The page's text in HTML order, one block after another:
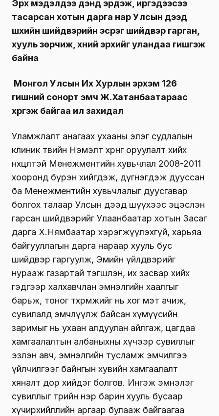
Эрх мэдэлдээ дэндүү эрдэж, иргэдээсээ
тасарсан хотын дарга нар Улсын дээд
шүүхийн шийдвэрийн эсрэг шийдвэр гарган,
хууль зөрчиж, хүний эрхийг уландаа гишгэж
байна
Монгол Улсын Их Хурлын эрхэм 126
гишүүний сонорт эмч Ж.Хатанбаатараас
хүргэж байгаа ил захидал
Уламжлалт анагаах ухааны элэг судлалын
клиник төвийн Нэмэлт хөрөнгө оруулалт хийх
нөхцөлтэй Менежментийн хувьчлал 2008-2011
хооронд бүрэн хийгдэж, дүгнэгдэж дууссан
ба Менежментийн хувьчлалыг дуусгавар
болгох талаар Улсын дээд шүүхээс эцэслэн
гарсан шийдвэрийг Улаанбаатар хотын Засаг
дарга Х.Нямбаатар хэрэгжүүлэхгүй, харьяа
байгууллагын дарга нараар хууль бус
шийдвэр гаргуулж, Эмийн үйлдвэрийг
нурааж газартай тэгшлэн, их засвар хийх
гэдгээр халхавчлан эмнэлгийн хаалгыг
барьж, тоног төхөөрөмжийг нь хог мэт ачиж,
сувилалд эмчлүүлж байсан хүмүүсийн
заримыг нь ухаан алдуулан айлгаж, цагдаа
хамгаалалтын албаныхны хүчээр сувиллыг
эзлэн авч, эмнэлгийн тусламж эмчилгээ
үйлчилгээг байнгын хувийн хамгаалалт
хяналт дор хийдэг болгов. Ингэж эмнэлэг
сувиллыг төрийн нэр барин хууль бусаар
хүчирхийллийн аргаар булааж байгаагаа